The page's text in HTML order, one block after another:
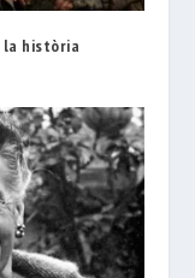
la història